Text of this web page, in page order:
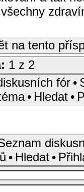
na tento
1 z 2
fór •
• Hledat •
• Hledat •